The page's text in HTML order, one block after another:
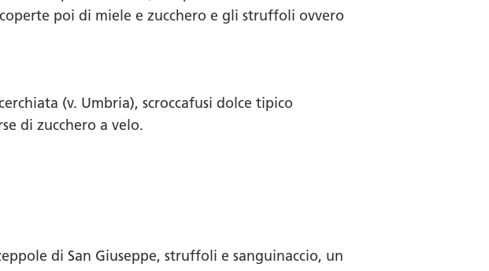
poi di miele e zucchero e gli struffoli ovvero
(v. Umbria), scroccafusi dolce tipico
di zucchero a velo.
di San Giuseppe, struffoli e sanguinaccio, un